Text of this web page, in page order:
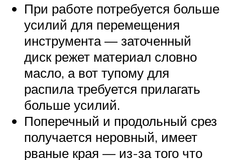
При работе потребуется больше
усилий для перемещения
инструмента — заточенный
диск режет материал словно
масло, а вот тупому для
распила требуется прилагать
больше усилий.
Поперечный и продольный срез
получается неровный, имеет
рваные края — из-за того что